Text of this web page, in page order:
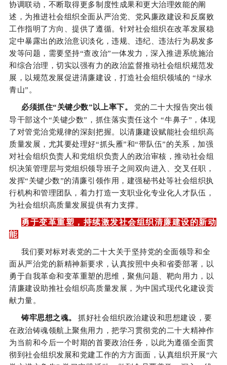
协调联动，不断取得更多制度性成果和更大治理效能的阐
述，为推进社会组织全面从严治党、党风廉政建设和反腐败
工作指明了方向、提供了遵循。针对社会组织在改革发展稳
定中暴露出的政治意识淡化，违规、违纪、违法行为易发多
发等问题，需要坚持“查改治”一体发力，深入推进系统施治
和综合治理，切实以强有力的政治监督推动社会组织规范发
展，以规范发展促进清廉建设，打造社会组织领域的 “绿水
青山”。
必须抓住“关键少数”以上率下。
党的二十大报告突出领
导干部这个“关键少数”，抓住落实责任这个 “牛鼻子”，体现
了对管党治党规律的深刻把握。以清廉建设赋能社会组织高
质量发展，尤其要处理好“抓头雁”和“带队伍”的关系，加强
对社会组织负责人和党组织负责人的政治审核，推动社会组
织决策管理层与党组织领导班子之间双向进入、交叉任职，
发挥“关键少数”的清廉引领作用，建强秘书处等社会组织执
行机构和管理团队，着力打造一支职业化专业化人才队伍，
为社会组织高质量发展提供有力支撑。
勇于变革重塑，持续激发社会组织清廉建设的新动
能
我们要对标对表党的二十大关于坚持党的全面领导和全
面从严治党的新精神新要求，认真按照中央和省委部署，以
勇于自我革命和变革重塑的思维，聚焦问题、靶向用力，以
清廉建设助推社会组织高质量发展，为中国式现代化建设贡
献力量。
铸牢思想之魂。
抓好社会组织政治建设和思想建设，要
在政治铸魂领航上聚焦用力，把学习贯彻党的二十大精神作
为当前和今后一个时期的首要政治任务，以此为遵循全面贯
彻到社会组织发展和党建工作的方方面面，认真组织开展“六